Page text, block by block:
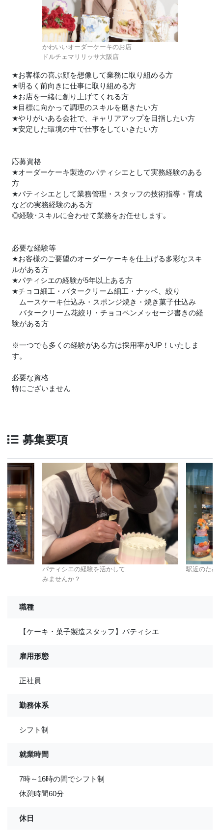
かわいいオーダーケーキのお店
ドルチェマリリッサ大阪店
★お客様の喜ぶ顔を想像して業務に取り組める方
★明るく前向きに仕事に取り組める方
★お店を一緒に創り上げてくれる方
★目標に向かって調理のスキルを磨きたい方
★やりがいある会社で、キャリアアップを目指したい方
★安定した環境の中で仕事をしていきたい方
応募資格
★オーダーケーキ製造のパティシエとして実務経験のある
方
★パティシエとして業務管理・スタッフの技術指導・育成
などの実務経験のある方
◎経験･スキルに合わせて業務をお任せします｡
必要な経験等
★お客様のご要望のオーダーケーキを仕上げる多彩なスキ
ルがある方
★パティシエの経験が5年以上ある方
★チョコ細工・バタークリーム細工・ナッペ、絞り
ムースケーキ仕込み・スポンジ焼き・焼き菓子仕込み
バタークリーム花絞り・チョコペンメッセージ書きの経
験がある方
※一つでも多くの経験がある方は採用率がUP！いたしま
す。
必要な資格
特にございません
募集要項
パティシエの経験を活かして
みませんか？
駅近のため
職種
【ケーキ・菓子製造スタッフ】パティシエ
雇用形態
正社員
勤務体系
シフト制
就業時間
7時～16時の間でシフト制
休憩時間60分
休日